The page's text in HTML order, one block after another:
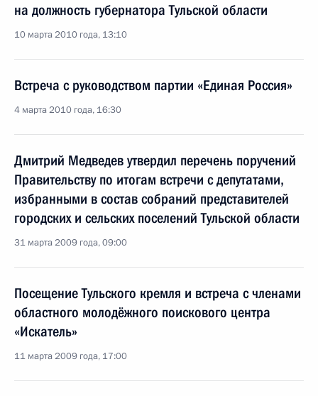
на должность губернатора Тульской области
10 марта 2010 года, 13:10
Встреча с руководством партии «Единая Россия»
4 марта 2010 года, 16:30
Дмитрий Медведев утвердил перечень поручений
Правительству по итогам встречи с депутатами,
избранными в состав собраний представителей
городских и сельских поселений Тульской области
31 марта 2009 года, 09:00
Посещение Тульского кремля и встреча с членами
областного молодёжного поискового центра
«Искатель»
11 марта 2009 года, 17:00